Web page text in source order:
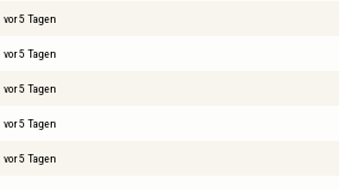
vor 5 Tagen
vor 5 Tagen
vor 5 Tagen
vor 5 Tagen
vor 5 Tagen